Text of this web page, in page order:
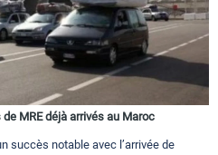
MRE déjà arrivés au Maroc
succès notable avec l’arrivée de